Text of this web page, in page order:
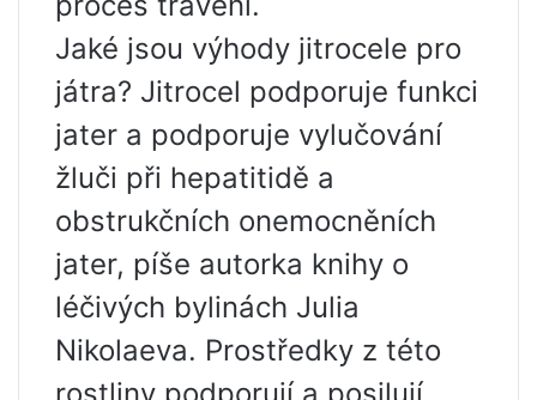
Jaké jsou výhody jitrocele pro
játra? Jitrocel podporuje funkci
jater a podporuje vylučování
žluči při hepatitidě a
obstrukčních onemocněních
jater, píše autorka knihy o
léčivých bylinách Julia
Nikolaeva. Prostředky z této